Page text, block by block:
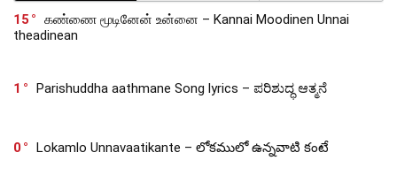
15
கண்ணை மூடினேன் உன்னை – Kannai Moodinen Unnai
theadinean
1 Parishuddha aathmane Song lyrics – ಪರಿಶುದ್ಧ ಆತ್ಮನೆ
0 Lokamlo Unnavaatikante – లోకములో ఉన్నవాటి కంటే